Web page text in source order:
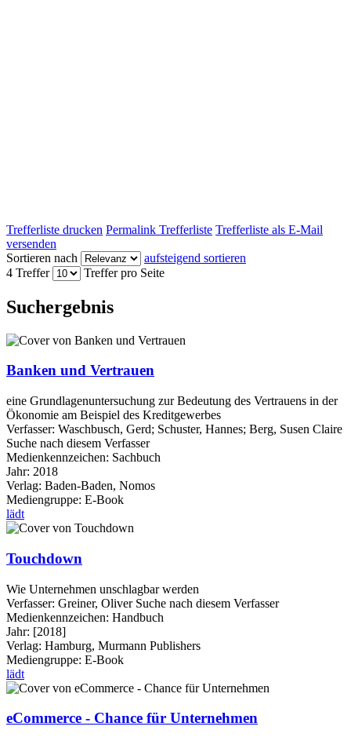
Trefferliste drucken Permalink Trefferliste Trefferliste als E-Mail
versenden
Sortieren nach
aufsteigend sortieren
4 Treffer
Treffer pro Seite
Suchergebnis
Banken und Vertrauen
eine Grundlagenuntersuchung zur Bedeutung des Vertrauens in der
Ökonomie am Beispiel des Kreditgewerbes
Verfasser: Waschbusch, Gerd; Schuster, Hannes; Berg, Susen Claire
Suche nach diesem Verfasser
Medienkennzeichen: Sachbuch
Jahr: 2018
Verlag: Baden-Baden, Nomos
Mediengruppe: E-Book
lädt
Touchdown
Wie Unternehmen unschlagbar werden
Verfasser: Greiner, Oliver Suche nach diesem Verfasser
Medienkennzeichen: Handbuch
Jahr: [2018]
Verlag: Hamburg, Murmann Publishers
Mediengruppe: E-Book
lädt
eCommerce - Chance für Unternehmen